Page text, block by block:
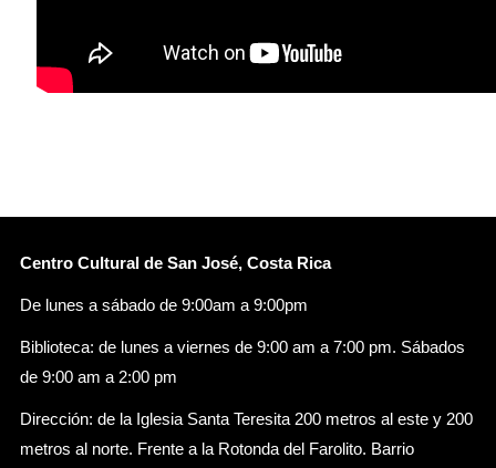
Centro Cultural de San José, Costa Rica
De lunes a sábado de 9:00am a 9:00pm
Biblioteca: de lunes a viernes de 9:00 am a 7:00 pm. Sábados
de 9:00 am a 2:00 pm
Dirección: de la Iglesia Santa Teresita 200 metros al este y 200
metros al norte. Frente a la Rotonda del Farolito. Barrio